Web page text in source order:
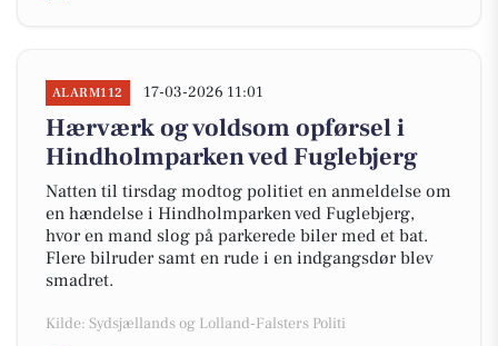
ALARM112 17-03-2026 11:01
Hærværk og voldsom opførsel i
Hindholmparken ved Fuglebjerg
Natten til tirsdag modtog politiet en anmeldelse om
en hændelse i Hindholmparken ved Fuglebjerg,
hvor en mand slog på parkerede biler med et bat.
Flere bilruder samt en rude i en indgangsdør blev
smadret.
Kilde: Sydsjællands og Lolland-Falsters Politi